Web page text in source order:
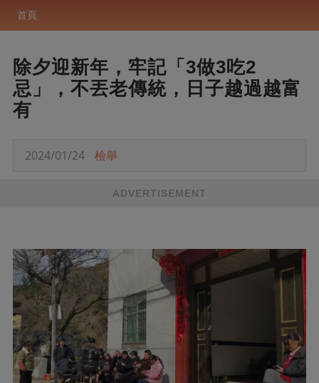
首頁
除夕迎新年，牢記「3做3吃2
忌」，不丟老傳統，日子越過越富
有
2024/01/24 檢舉
ADVERTISEMENT